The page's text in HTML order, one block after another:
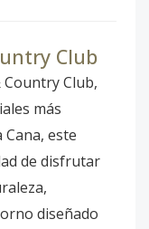
Club
Club,
más
este
de disfrutar
diseñado